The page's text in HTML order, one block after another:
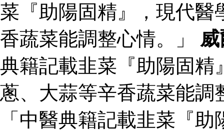
菜『助陽固精』，現代醫
香蔬菜能調整心情。」
典籍記載韭菜『助陽固精
蔥、大蒜等辛香蔬菜能調
「中醫典籍記載韭菜『